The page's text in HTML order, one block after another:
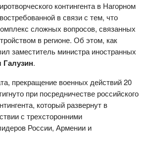
контингента в Нагорном
в связи с тем, что
сложных вопросов, связанных
в регионе. Об этом, как
заместитель министра иностранных
.
прекращение военных действий 20
при посредничестве российского
который развернут в
с трехсторонними
России, Армении и